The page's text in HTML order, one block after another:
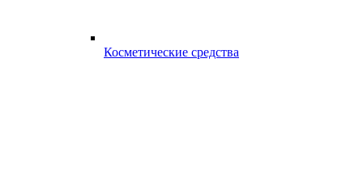
Косметические средства